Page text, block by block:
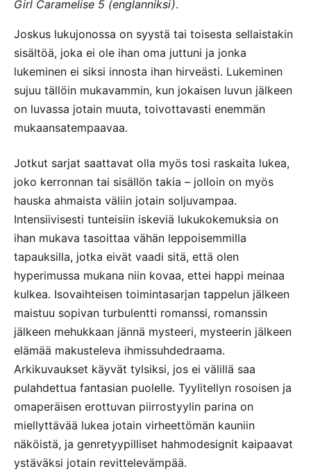
Girl Caramelise 5 (englanniksi).
Joskus lukujonossa on syystä tai toisesta sellaistakin
sisältöä, joka ei ole ihan oma juttuni ja jonka
lukeminen ei siksi innosta ihan hirveästi. Lukeminen
sujuu tällöin mukavammin, kun jokaisen luvun jälkeen
on luvassa jotain muuta, toivottavasti enemmän
mukaansatempaavaa.
Jotkut sarjat saattavat olla myös tosi raskaita lukea,
joko kerronnan tai sisällön takia – jolloin on myös
hauska ahmaista väliin jotain soljuvampaa.
Intensiivisesti tunteisiin iskeviä lukukokemuksia on
ihan mukava tasoittaa vähän leppoisemmilla
tapauksilla, jotka eivät vaadi sitä, että olen
hyperimussa mukana niin kovaa, ettei happi meinaa
kulkea. Isovaihteisen toimintasarjan tappelun jälkeen
maistuu sopivan turbulentti romanssi, romanssin
jälkeen mehukkaan jännä mysteeri, mysteerin jälkeen
elämää makusteleva ihmissuhdedraama.
Arkikuvaukset käyvät tylsiksi, jos ei välillä saa
pulahdettua fantasian puolelle. Tyylitellyn rosoisen ja
omaperäisen erottuvan piirrostyylin parina on
miellyttävää lukea jotain virheettömän kauniin
näköistä, ja genretyypilliset hahmodesignit kaipaavat
ystäväksi jotain revittelevämpää.